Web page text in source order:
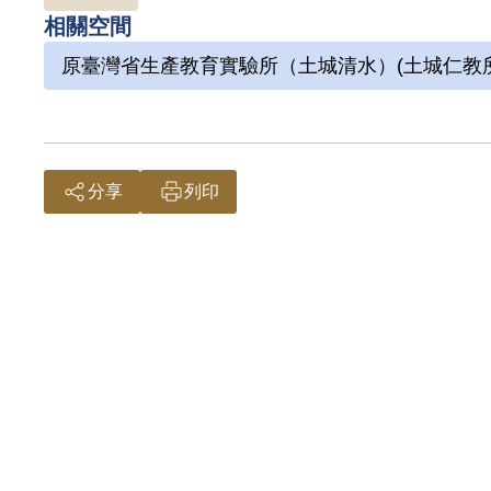
相關空間
原臺灣省生產教育實驗所（土城清水）(土城仁教
分享 列印